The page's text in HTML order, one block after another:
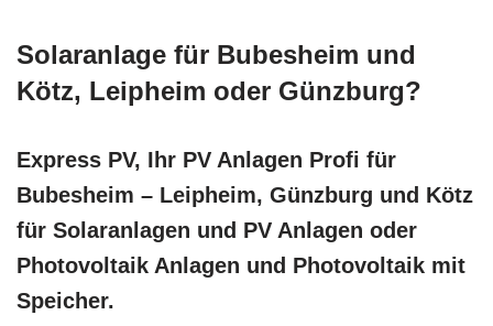
Solaranlage für Bubesheim und
Kötz, Leipheim oder Günzburg?
Express PV, Ihr PV Anlagen Profi für
Bubesheim – Leipheim, Günzburg und Kötz
für Solaranlagen und PV Anlagen oder
Photovoltaik Anlagen und Photovoltaik mit
Speicher.